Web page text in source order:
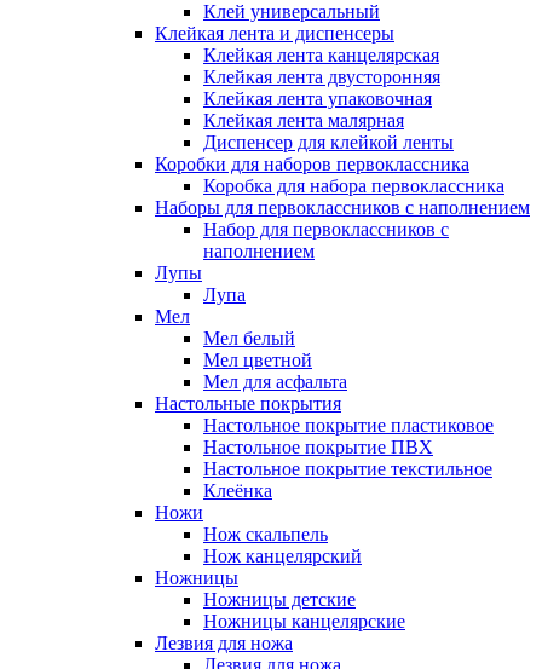
Клей универсальный
Клейкая лента и диспенсеры
Клейкая лента канцелярская
Клейкая лента двусторонняя
Клейкая лента упаковочная
Клейкая лента малярная
Диспенсер для клейкой ленты
Коробки для наборов первоклассника
Коробка для набора первоклассника
Наборы для первоклассников с наполнением
Набор для первоклассников с
наполнением
Лупы
Лупа
Мел
Мел белый
Мел цветной
Мел для асфальта
Настольные покрытия
Настольное покрытие пластиковое
Настольное покрытие ПВХ
Настольное покрытие текстильное
Клеёнка
Ножи
Нож скальпель
Нож канцелярский
Ножницы
Ножницы детские
Ножницы канцелярские
Лезвия для ножа
Лезвия для ножа